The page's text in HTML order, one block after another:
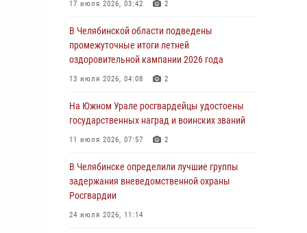
05 августа 2026, 06:06
На Южном Урале спецназ Росгвардии провел
военно-полевые сборы для кадетов
04 августа 2026, 10:03 1
воров в Челябинске
04 августа 2026, 10:00
задержали подозреваемого в совершении
убийства
03 августа 2026, 11:41
17 июля 2026, 03:42 2
В Челябинской области подведены
промежуточные итоги летней
оздоровительной кампании 2026 года
13 июля 2026, 04:08 2
На Южном Урале росгвардейцы удостоены
государственных наград и воинских званий
11 июля 2026, 07:57 2
В Челябинске определили лучшие группы
задержания вневедомственной охраны
Росгвардии
24 июля 2026, 11:14